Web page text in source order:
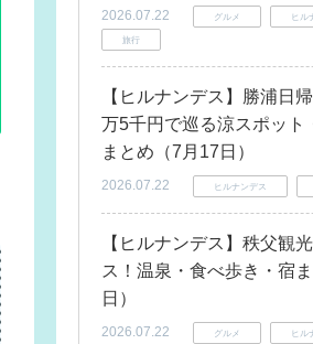
2026.07.22 グルメ ヒル
旅行
【ヒルナンデス】勝浦日
万5千円で巡る涼スポット
まとめ（7月17日）
2026.07.22 ヒルナンデス
【ヒルナンデス】秩父観
ス！温泉・食べ歩き・宿
日）
2026.07.22 グルメ ヒル